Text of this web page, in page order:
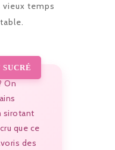
temps
On
sirotant
que ce
des